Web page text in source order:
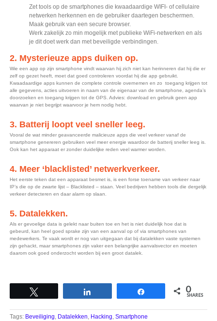
Zet tools op de smartphones die kwaadaardige WIFI- of cellulaire
netwerken herkennen en de gebruiker daartegen beschermen.
Maak gebruik van een secure browser.
Werk zakelijk zo min mogelijk met publieke WiFi-netwerken en als
je dit doet werk dan met beveiligde verbindingen.
2. Mysterieuze apps duiken op.
Wie een app op zijn smartphone vindt waarvan hij zich niet kan herinneren dat hij die er
zelf op gezet heeft, moet dat goed controleren voordat hij die app gebruikt.
Kwaadaardige apps kunnen de complete controle overnemen en zo toegang krijgen tot
alle gegevens, acties uitvoeren in naam van de eigenaar van de smartphone, agenda’s
doorzoeken en toegang krijgen tot de GPS. Advies: download en gebruik geen app
waarvan je niet begrijpt waarvoor je hem nodig hebt.
3. Batterij loopt veel sneller leeg.
Vooral de wat minder geavanceerde malicieuze apps die veel verkeer vanaf de
smartphone genereren gebruiken veel meer energie waardoor de batterij sneller leeg is.
Ook kan het apparaat er zonder duidelijke reden veel warmer worden.
4. Meer ‘blacklisted’ netwerkverkeer.
Het eerste teken dat een apparaat besmet is, is een forse toename van verkeer naar
IP’s die op de zwarte lijst – Blacklisted – staan. Veel bedrijven hebben tools die dergelijk
verkeer detecteren en daar alarm op slaan.
5. Datalekken.
Als er gevoelige data is gelekt naar buiten toe en het is niet duidelijk hoe dat is
gebeurd, kan heel goed sprake zijn van een aanval op of via smartphones van
medewerkers. Te vaak wordt er nog van uitgegaan dat bij datalekken vaste systemen
zijn gehackt, maar smartphones zijn vaker een belangrijke aanvalsvector en moeten
daarom ook goed onderzocht worden bij een groot datalek.
0
SHARES
Tags: Beveiliging, Datalekken, Hacking, Smartphone